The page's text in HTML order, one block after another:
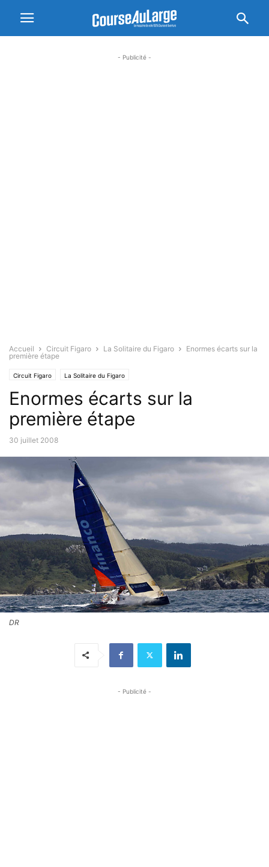
- Publicité -
Accueil Circuit Figaro La Solitaire du Figaro
Enormes écarts sur la
première étape
Circuit Figaro La Solitaire du Figaro
Enormes écarts sur la
première étape
30 juillet 2008
DR
- Publicité -